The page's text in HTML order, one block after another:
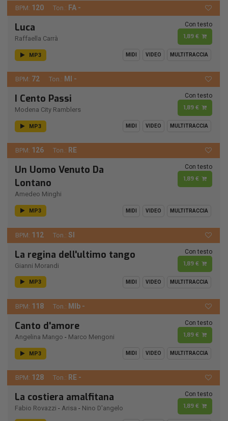
BPM: 120 Ton.: FA -
Luca
Raffaella Carrà
Con testo
1,89 €
MP3 MIDI VIDEO MULTITRACCIA
BPM: 72 Ton.: MI -
I Cento Passi
Modena City Ramblers
Con testo
1,89 €
MP3 MIDI VIDEO MULTITRACCIA
BPM: 126 Ton.: RE
Un Uomo Venuto Da
Lontano
Amedeo Minghi
Con testo
1,89 €
MP3 MIDI VIDEO MULTITRACCIA
BPM: 112 Ton.: SI
La regina dell'ultimo tango
Gianni Morandi
Con testo
1,89 €
MP3 MIDI VIDEO MULTITRACCIA
BPM: 118 Ton.: MIb -
Canto d'amore
Angelina Mango - Marco Mengoni
Con testo
1,89 €
MP3 MIDI VIDEO MULTITRACCIA
BPM: 128 Ton.: RE -
La costiera amalfitana
Fabio Rovazzi - Arisa - Nino D'angelo
Con testo
1,89 €